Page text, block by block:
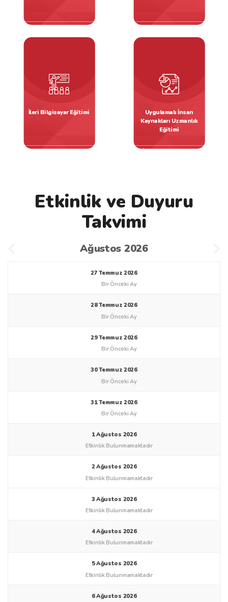
İSG Eğitimleri İSG Eğitimleri
İleri Bilgisayar Eğitimi
Bilişim Eğitimleri
Uygulamalı İnsan
Kaynakları Uzmanlık
Eğitimi
İş ve Yönetim Eğitimleri
Etkinlik ve Duyuru
Takvimi